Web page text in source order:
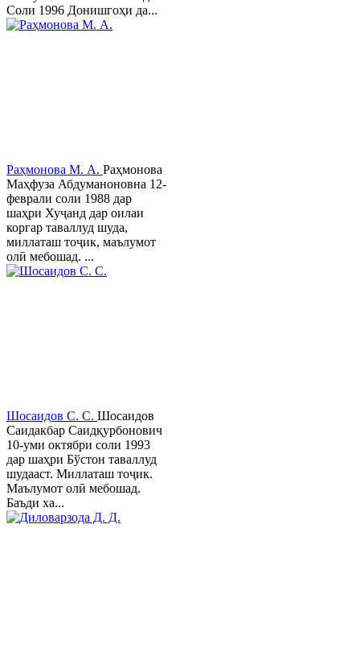
Соли 1996 Донишгоҳи да...
Раҳмонова М. А. Раҳмонова
Маҳфуза Абдуманоновна 12-
феврали соли 1988 дар
шаҳри Хуҷанд дар оилаи
коргар таваллуд шуда,
миллаташ тоҷик, маълумот
олӣ мебошад. ...
Шосаидов С. С. Шосаидов
Саидакбар Саидқурбонович
10-уми октябри соли 1993
дар шаҳри Бўстон таваллуд
шудааст. Миллаташ тоҷик.
Маълумот олӣ мебошад.
Баъди ха...